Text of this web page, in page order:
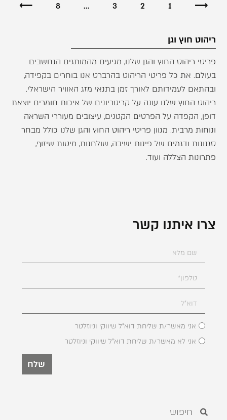
⟶
1
2
3
…
8
⟵
ריהוט חוץ וגן
פריטי ריהוט החוץ והגן שלנו, מגיעים מהמותגים הנחשבים
בעולם. את כל פריטי הריהוט בהרברט אנו בוחרים בקפידה,
ובהתאם לעמידותם לאורך זמן בתנאי מזג האוויר הישראלי.
ריהוט החוץ שלנו עונה על קריטריונים של איכות חומרים יוצאת
דופן, הקפדה על הפרטים הקטנים, עיצובים מעוררי השראה
ונוחות מרבית. מגוון פריטי ריהוט החוץ והגן שלנו כולל מבחר
סגנונות ודגמים של פינות ישיבה, שולחנות, מיטות שיזוף,
פתרונות הצללה ועוד.
צרו איתנו קשר
אני מאשר/ת שליחת דוא"ל שיווקי וניוזלטר
אני לא מאשר/ת שליחת דוא"ל שיווקי וניוזלטר
שלח